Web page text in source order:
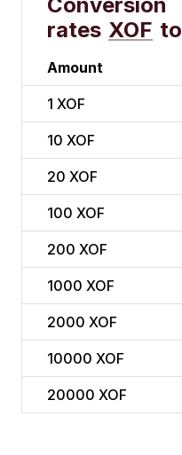
rates XOF to
Amount
1 XOF
10 XOF
20 XOF
100 XOF
200 XOF
1000 XOF
2000 XOF
10000 XOF
20000 XOF